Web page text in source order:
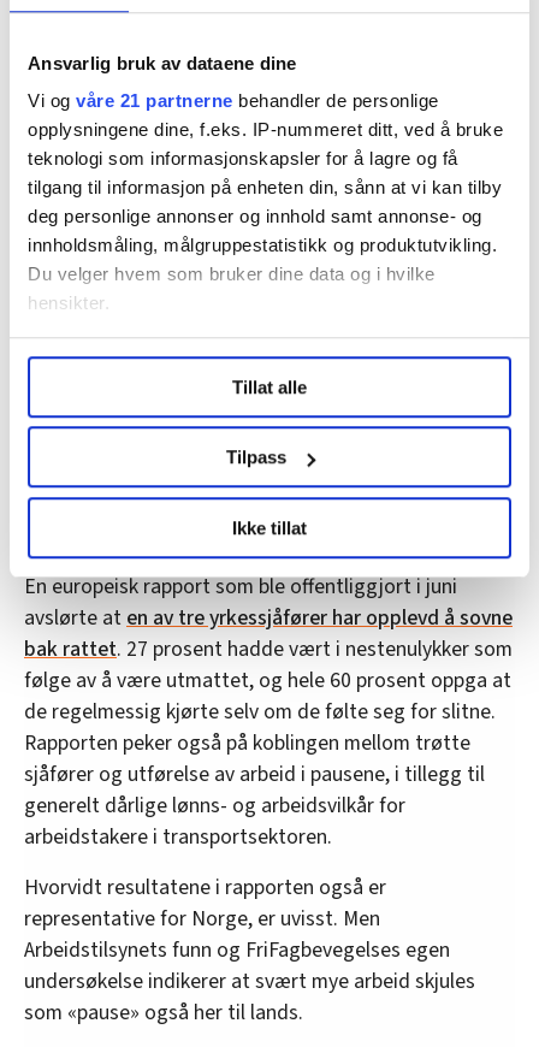
Ansvarlig bruk av dataene dine
Vi og våre 21 partnerne behandler de personlige
opplysningene dine, f.eks. IP-nummeret ditt, ved å bruke
teknologi som informasjonskapsler for å lagre og få
tilgang til informasjon på enheten din, sånn at vi kan tilby
deg personlige annonser og innhold samt annonse- og
innholdsmåling, målgruppestatistikk og produktutvikling.
Du velger hvem som bruker dine data og i hvilke
hensikter.
Undermer infokan du lese om hvordan dine personlige
data behandles og hvordan du kan velge hvordan de skal
brukes. Du kan hele tiden endre eller trekke tilbake ditt
samtykke fra erklæringen om informasjonskapsler.
LO Medias publikasjoner frifagbevegelse.no, hk-nytt.no
og fontene.no bruker informasjonskapsler (cookies) for å
lære hvordan våre nettsider blir brukt slik at vi tilby
relevant innhold, tilpassede annonser og utarbeide
statistikk.
Vi deler bare informasjon om hvordan du bruker
nettstedet med LO Medias egne samarbeidspartnere
innenfor analyse og annonsering. Disse er angitt i
oversikten lengre ned på denne siden.
Tillat alle
Tilpass
Ikke tillat
I tillegg til å montere fartsskrivere i lastebiler og tilby kurs i
korrekt bruk, bistår også Fartsskriver AS transportbedrifter i
tilsynssammenheng. Hanne Nordsæter har sett mange
eksempler på foretak som ikke ønsker å følge reglene.
Stein Inge Stølen
27 prosent har vært i nestenulykker
Dersom sjåførene jobber mens de egentlig skulle
ha gjennomført sine lovpålagte pauser, betyr det
at de ikke er like uthvilte når de tar fatt på
kjøringen igjen. Og det er et reelt
trafikksikkerhetsproblem.
En europeisk rapport som ble offentliggjort i juni
avslørte aten av tre yrkessjåfører har opplevd å sovne
bak rattet. 27 prosent hadde vært i nestenulykker som
følge av å være utmattet, og hele 60 prosent oppga at
de regelmessig kjørte selv om de følte seg for slitne.
Rapporten peker også på koblingen mellom trøtte
sjåfører og utførelse av arbeid i pausene, i tillegg til
generelt dårlige lønns- og arbeidsvilkår for
arbeidstakere i transportsektoren.
Hvorvidt resultatene i rapporten også er
representative for Norge, er uvisst. Men
Arbeidstilsynets funn og FriFagbevegelses egen
undersøkelse indikerer at svært mye arbeid skjules
som «pause» også her til lands.